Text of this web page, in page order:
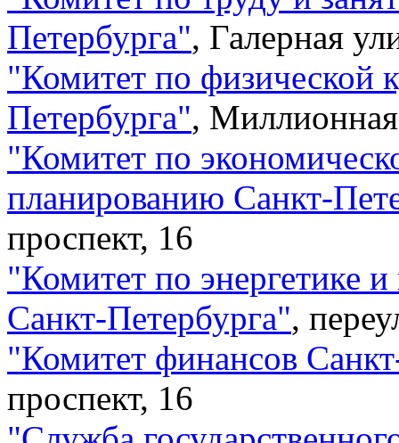
Петербурга", Галерная
"Комитет по физической
Петербурга",
"Комитет по
планированию Санкт-
проспект, 16
"Комитет по энергетике
Санкт-Петербурга",
"Комитет финансов
проспект, 16